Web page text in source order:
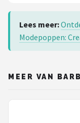
Lees meer:
Modepoppen:
MEER VAN